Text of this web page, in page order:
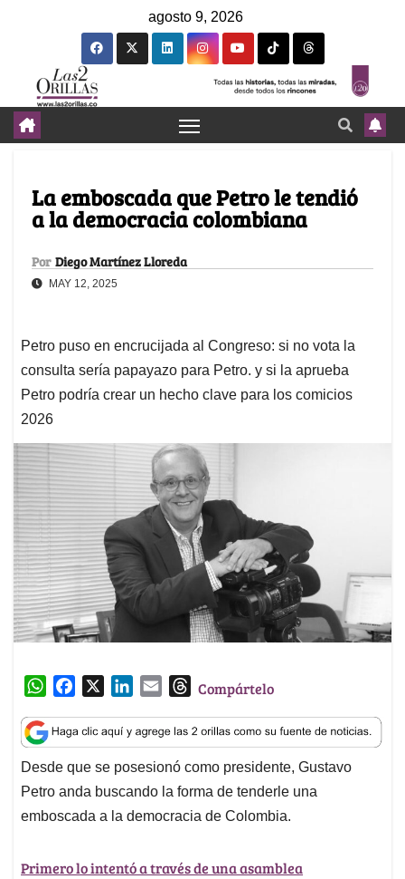
agosto 9, 2026
La emboscada que Petro le tendió
a la democracia colombiana
Por Diego Martínez Lloreda
MAY 12, 2025
Petro puso en encrucijada al Congreso: si no vota la
consulta sería papayazo para Petro. y si la aprueba
Petro podría crear un hecho clave para los comicios
2026
W
a
t
s
A
p
c
e
b
o
o
n
k
e
d
I
a
i
l
T
r
e
a
d
s
Compártelo
Desde que se posesionó como presidente, Gustavo
Petro anda buscando la forma de tenderle una
emboscada a la democracia de Colombia.
Primero lo intentó a través de una asamblea